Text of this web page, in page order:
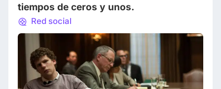
tiempos de ceros y unos.
Red social